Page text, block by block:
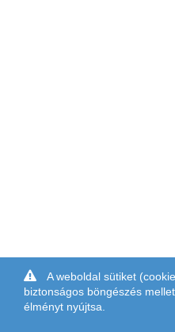
A weboldal sütiket
biztonságos böngészés
élményt nyújtsa.